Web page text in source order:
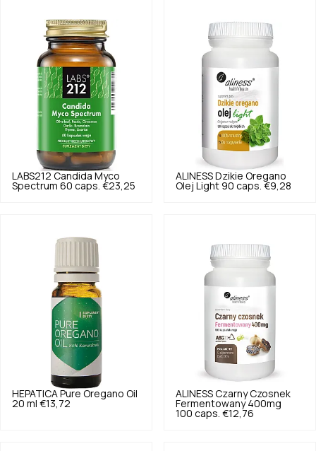
LABS212 Candida Myco
Spectrum 60 caps. €23,25
ALINESS Dzikie Oregano
Olej Light 90 caps. €9,28
HEPATICA Pure Oregano Oil
20 ml €13,72
ALINESS Czarny Czosnek
Fermentowany 400mg
100 caps. €12,76